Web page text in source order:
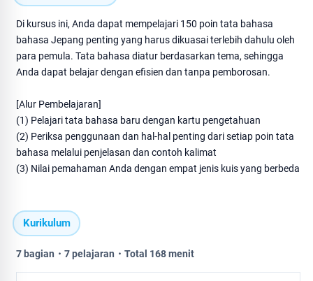
Di kursus ini, Anda dapat mempelajari 150 poin tata bahasa
bahasa Jepang penting yang harus dikuasai terlebih dahulu oleh
para pemula. Tata bahasa diatur berdasarkan tema, sehingga
Anda dapat belajar dengan efisien dan tanpa pemborosan.
[Alur Pembelajaran]
(1) Pelajari tata bahasa baru dengan kartu pengetahuan
(2) Periksa penggunaan dan hal-hal penting dari setiap poin tata
bahasa melalui penjelasan dan contoh kalimat
(3) Nilai pemahaman Anda dengan empat jenis kuis yang berbeda
Kurikulum
7 bagian・7 pelajaran・Total 168 menit